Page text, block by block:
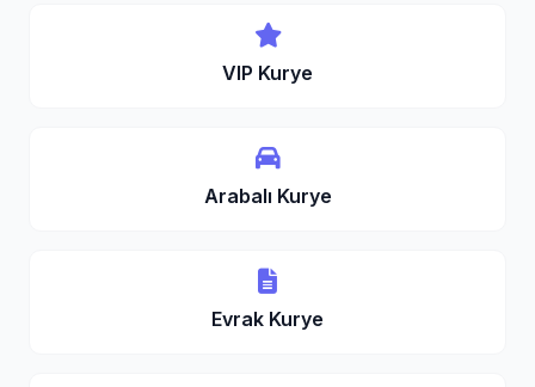
VIP Kurye
Arabalı Kurye
Evrak Kurye